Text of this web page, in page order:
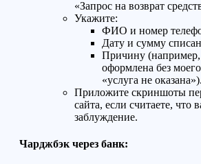
«Запрос на возврат
Укажите:
ФИО и номер
Дату и сумму
Причину (например,
оформлена без
«услуга не оказана»).
Приложите скриншоты
сайта, если считаете, что
заблуждение.
Чарджбэк через банк: